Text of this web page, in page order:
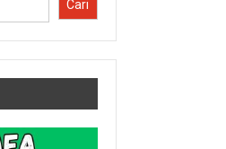
Cari